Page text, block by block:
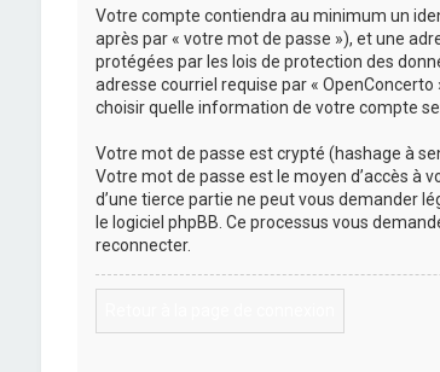
Votre compte contiendra au minimum un
après par « votre mot de passe »), et une
protégées par les lois de protection des
adresse courriel requise par «
choisir quelle information de votre compte
Votre mot de passe est crypté (hashage à
Votre mot de passe est le moyen d’accès à
d’une tierce partie ne peut vous demander
le logiciel phpBB. Ce processus vous
reconnecter.